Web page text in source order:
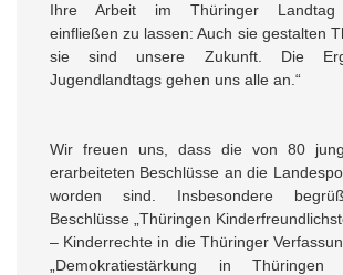
Ihre Arbeit im Thüringer Landtag
einfließen zu lassen: Auch sie gestalten
sie sind unsere Zukunft. Die
Jugendlandtags gehen uns alle an.“
Wir freuen uns, dass die von 80
erarbeiteten Beschlüsse an die
worden sind. Insbesondere
Beschlüsse „Thüringen
– Kinderrechte in die Thüringer
„Demokratiestärkung in